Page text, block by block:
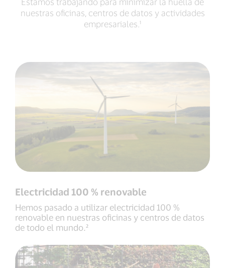
nuestras oficinas, centros de datos y actividades
empresariales.¹
Electricidad 100 % renovable
Hemos pasado a utilizar electricidad 100 %
renovable en nuestras oficinas y centros de datos
de todo el mundo.²